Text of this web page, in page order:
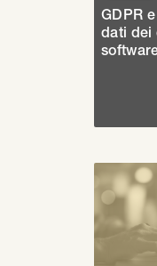
GDPR
dati dei